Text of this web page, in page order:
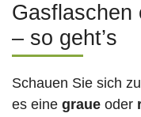
Gasflaschen
– so geht’s
Schauen Sie sich
es eine graue oder